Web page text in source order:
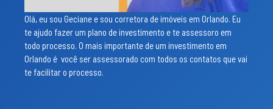
Olá, eu sou Geciane e sou corretora de imóveis em Orlando. Eu
te ajudo fazer um plano de investimento e te assessoro em
todo processo. O mais importante de um investimento em
Orlando é você ser assessorado com todos os contatos que vai
te facilitar o processo.